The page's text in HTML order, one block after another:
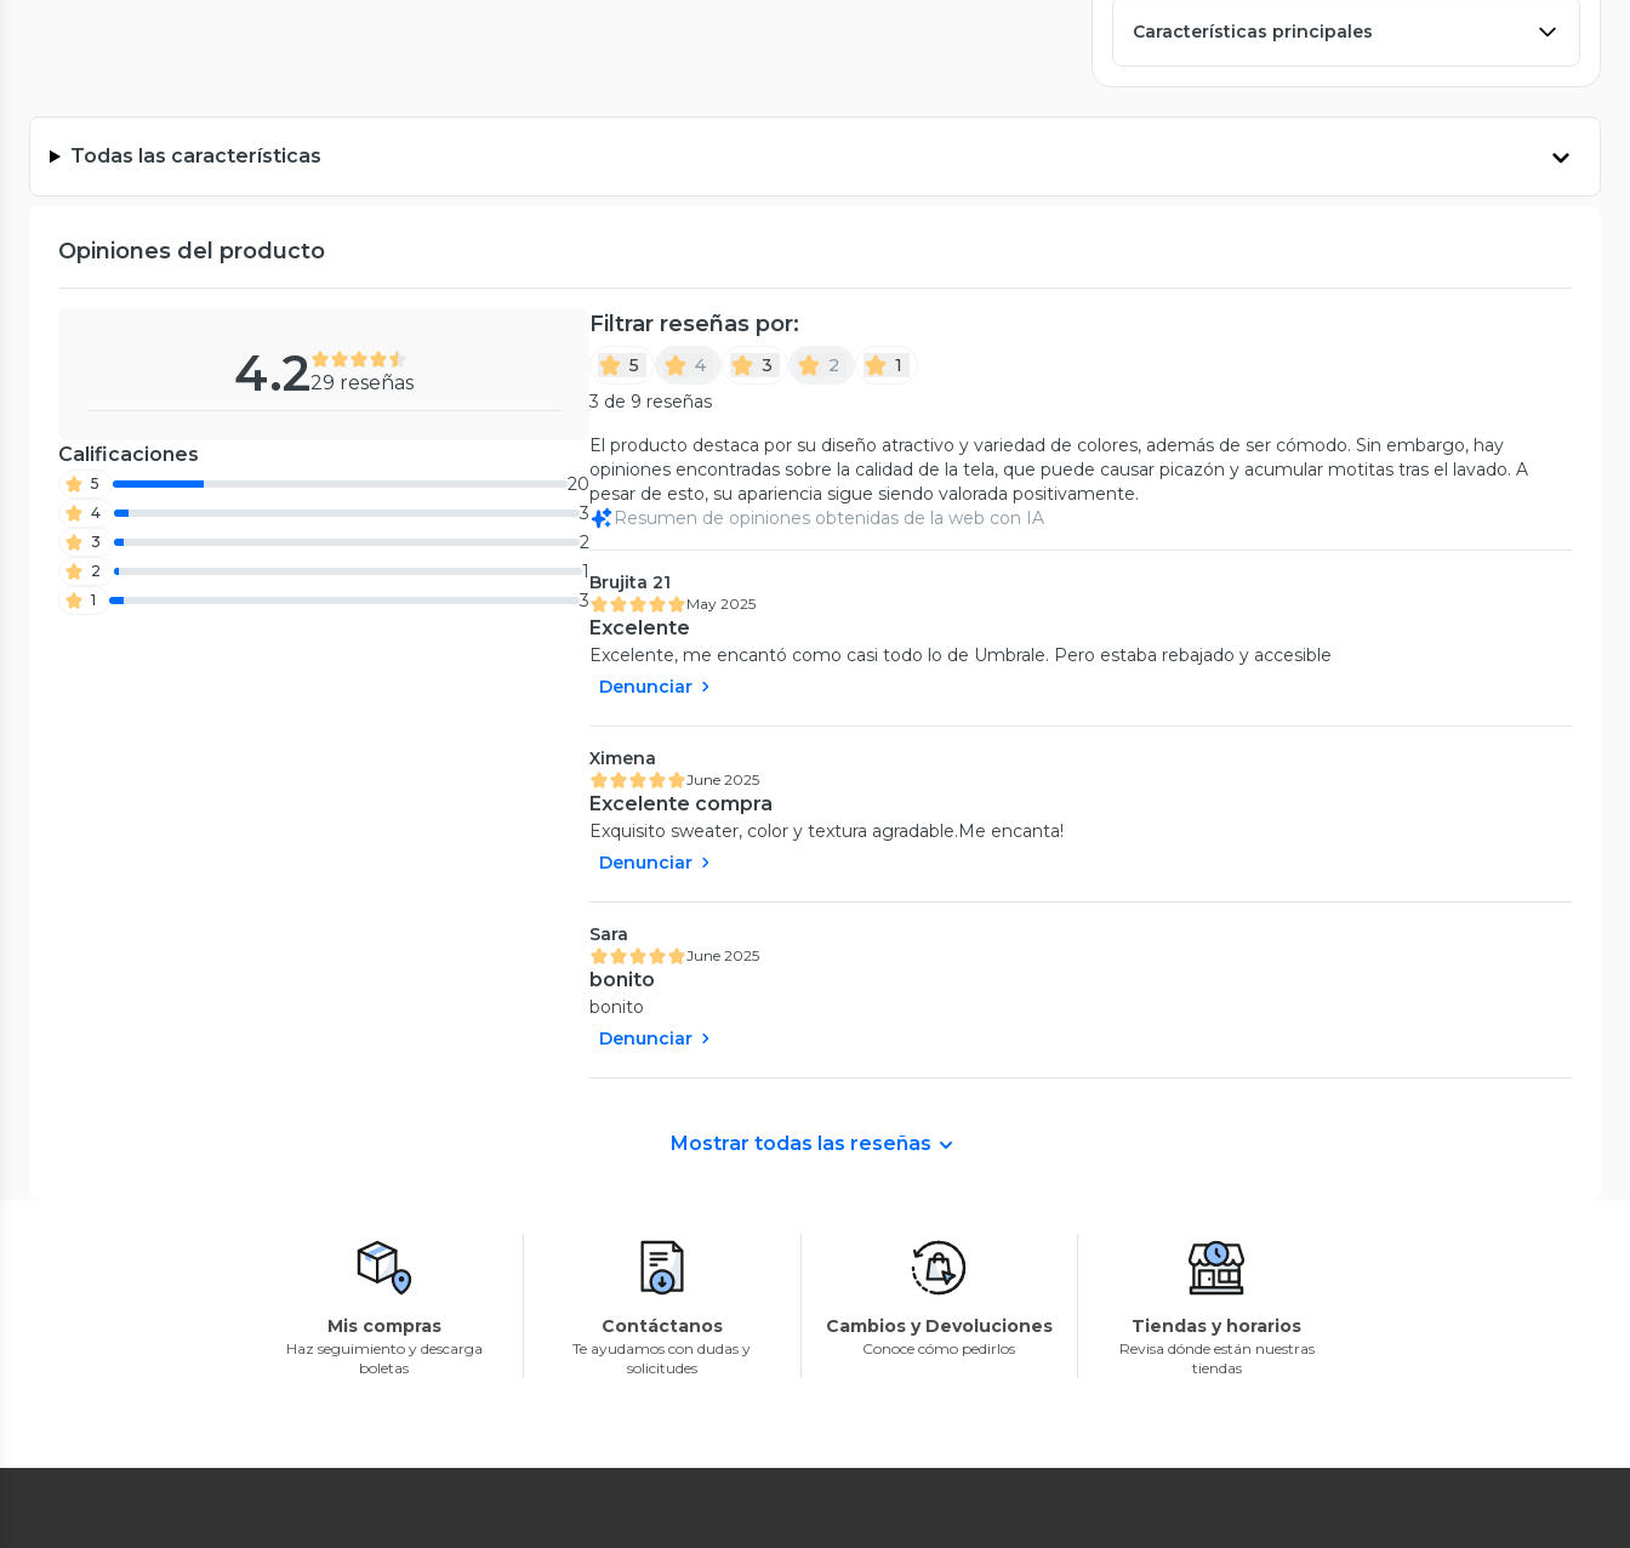
Características principales
Todas las características
Opiniones del producto
4.229 reseñas
Calificaciones
5 20
4 3
3 2
2 1
1 3
Filtrar reseñas por:
5 4 3 2
1
3 de 9 reseñas
El producto destaca por su diseño atractivo y variedad de colores, además de ser cómodo. Sin embargo, hay
opiniones encontradas sobre la calidad de la tela, que puede causar picazón y acumular motitas tras el lavado. A
pesar de esto, su apariencia sigue siendo valorada positivamente.
Resumen de opiniones obtenidas de la web con IA
Brujita 21
May 2025
Excelente
Excelente, me encantó como casi todo lo de Umbrale. Pero estaba rebajado y accesible
Denunciar
Ximena
June 2025
Excelente compra
Exquisito sweater, color y textura agradable.Me encanta!
Denunciar
Sara
June 2025
bonito
bonito
Denunciar
Mostrar todas las reseñas
Mis compras
Haz seguimiento y descarga
boletas
Contáctanos
Te ayudamos con dudas y
solicitudes
Cambios y Devoluciones
Conoce cómo pedirlos
Tiendas y horarios
Revisa dónde están nuestras
tiendas